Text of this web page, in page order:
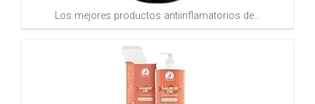
Los mejores productos antiinflamatorios de…